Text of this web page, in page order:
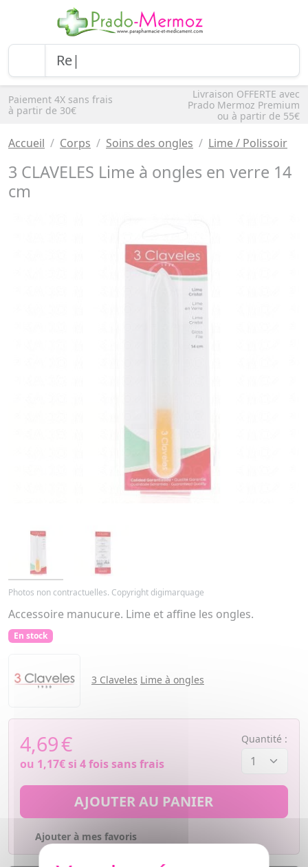
Paiement 4X sans frais
à partir de 30€
Livraison OFFERTE avec
Prado Mermoz Premium
ou à partir de 55€
Accueil Corps Soins des ongles Lime / Polissoir
3 CLAVELES Lime à ongles en verre 14
cm
Photos non contractuelles. Copyright digimarquage
Accessoire manucure. Lime et affine les ongles.
En stock
3 Claveles Lime à ongles
4,69€
ou 1,17€si 4 fois sans frais
Quantité :
AJOUTER AU PANIER
Ajouter à mes favoris